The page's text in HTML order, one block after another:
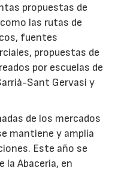
propuestas de
las rutas de
fuentes
propuestas de
por escuelas de
Sant Gervasi y
de los mercados
mantiene y amplía
Este año se
la Abaceria, en